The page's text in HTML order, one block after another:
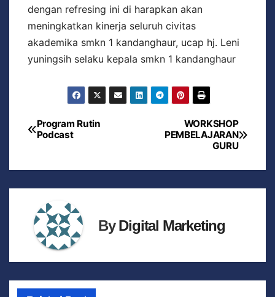
dengan refresing ini di harapkan akan
meningkatkan kinerja seluruh civitas
akademika smkn 1 kandanghaur, ucap hj. Leni
yuningsih selaku kepala smkn 1 kandanghaur
WORKSHOP
PEMBELAJARAN
GURU
Program Rutin
Podcast
ByDigital Marketing